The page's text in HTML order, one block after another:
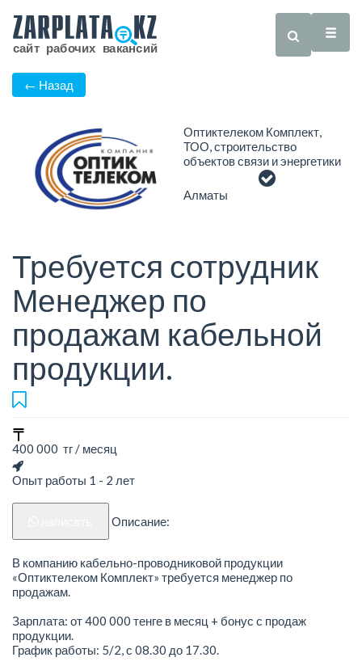
← Назад
Оптиктелеком Комплект,
ТОО, строительство
объектов связи и энергетики
Алматы
Требуется сотрудник
Менеджер по
продажам кабельной
продукции.
400 000 тг / месяц
Опыт работы 1 - 2 лет
Описание:
В компанию кабельно-проводниковой продукции
«Оптиктелеком Комплект» требуется менеджер по
продажам.
Зарплата: от 400 000 тенге в месяц + бонус с продаж
продукции.
График работы: 5/2, с 08.30 до 17.30.